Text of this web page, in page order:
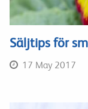
Säljtips för
17 May 2017